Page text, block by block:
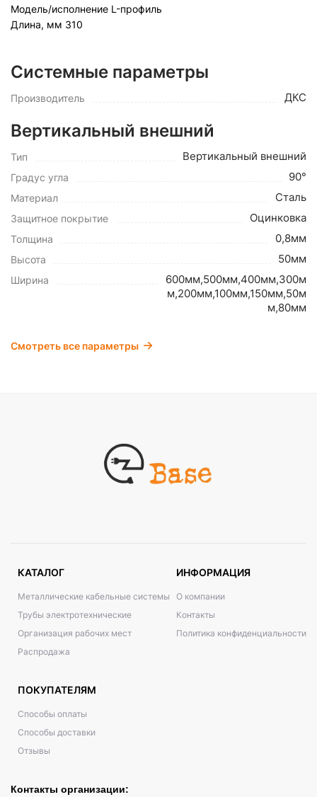
Модель/исполнение L-профиль
Длина, мм 310
Системные параметры
Производитель ДКС
Вертикальный внешний
Тип Вертикальный внешний
Градус угла 90°
Материал Сталь
Защитное покрытие Оцинковка
Толщина 0,8мм
Высота 50мм
Ширина
600мм,500мм,400мм,300м
м,200мм,100мм,150мм,50м
м,80мм
Смотреть все параметры
КАТАЛОГ
Металлические кабельные системы
Трубы электротехнические
Организация рабочих мест
Распродажа
ИНФОРМАЦИЯ
О компании
Контакты
Политика конфиденциальности
ПОКУПАТЕЛЯМ
Способы оплаты
Способы доставки
Отзывы
Контакты организации: